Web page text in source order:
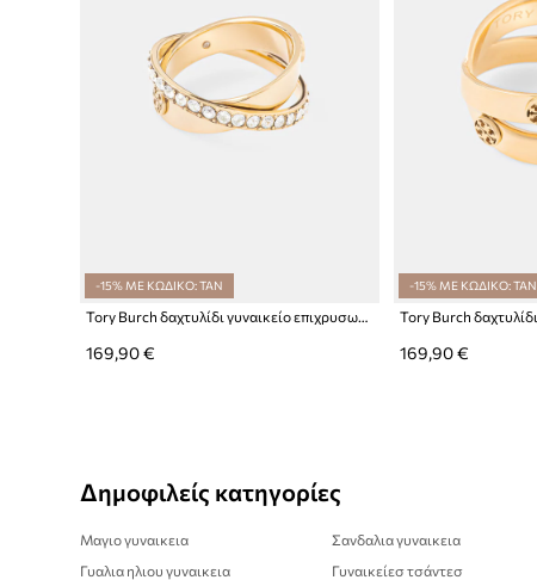
-15% ΜΕ ΚΩΔΙΚΟ: TAN
Tory Burch δαχτυλίδι γυναικείο επιχρυσωμένο κρύσταλλο Icon
169,90 €
-15% ΜΕ ΚΩΔΙΚΟ: TAN
169,90 €
Δημοφιλείς κατηγορίες
Μαγιο γυναικεια
Γυαλια ηλιου γυναικεια
Σανδαλια γυναικεια
Γυναικείεσ τσάντεσ